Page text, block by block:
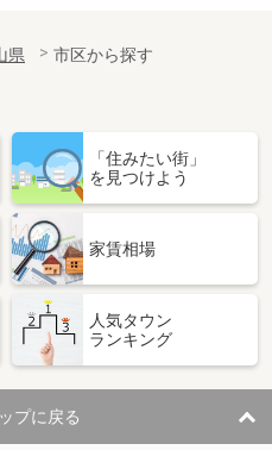
県 市区から探す
「住みたい街」
を見つけよう
家賃相場
人気タウン
ランキング
プに戻る